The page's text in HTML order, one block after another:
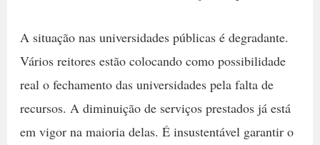
A situação nas universidades públicas é degradante.
Vários reitores estão colocando como possibilidade
real o fechamento das universidades pela falta de
recursos. A diminuição de serviços prestados já está
em vigor na maioria delas. É insustentável garantir o